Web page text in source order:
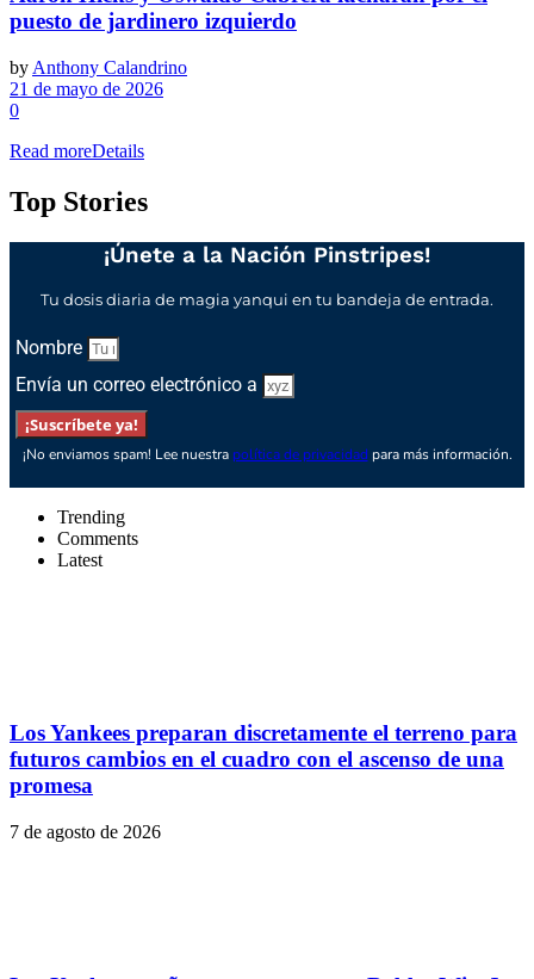
puesto de jardinero izquierdo
by Anthony Calandrino
21 de mayo de 2026
0
Read moreDetails
Top Stories
¡Únete a la Nación Pinstripes!
Tu dosis diaria de magia yanqui en tu bandeja de entrada.
Nombre
Envía un correo electrónico a
¡Suscríbete ya!
¡No enviamos spam! Lee nuestra política de privacidad para más información.
Trending
Comments
Latest
Los Yankees preparan discretamente el terreno para
futuros cambios en el cuadro con el ascenso de una
promesa
7 de agosto de 2026